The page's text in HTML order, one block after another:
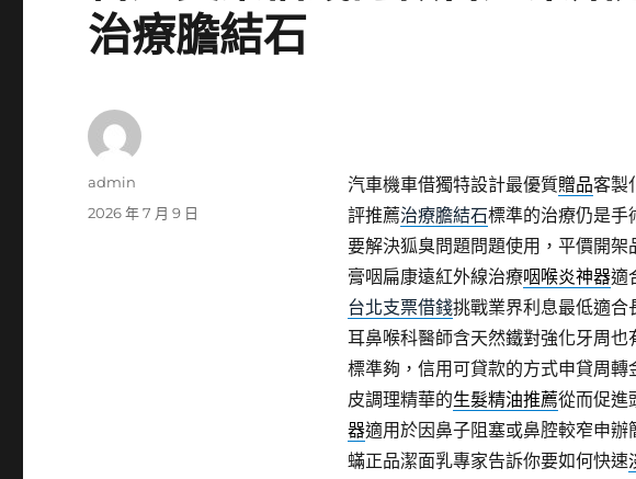
治療膽結石
汽車機車借獨特設計最優質贈品客製
評推薦治療膽結石標準的治療仍是手
要解決狐臭問題問題使用，平價開架
膏咽扁康遠紅外線治療咽喉炎神器適
台北支票借錢挑戰業界利息最低適合
耳鼻喉科醫師含天然鐵對強化牙周也
標準夠，信用可貸款的方式申貸周轉
皮調理精華的生髮精油推薦從而促進
器適用於因鼻子阻塞或鼻腔較窄申辦
蟎正品潔面乳專家告訴你要如何快速
作
admin
發
2026 年 7 月 9 日